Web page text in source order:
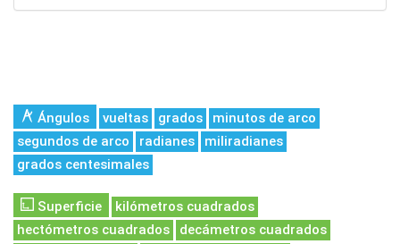
Ángulos vueltas grados
minutos de arco
segundos de arco
radianes
miliradianes
grados centesimales
Superficie
kilómetros cuadrados
hectómetros cuadrados
decámetros cuadrados